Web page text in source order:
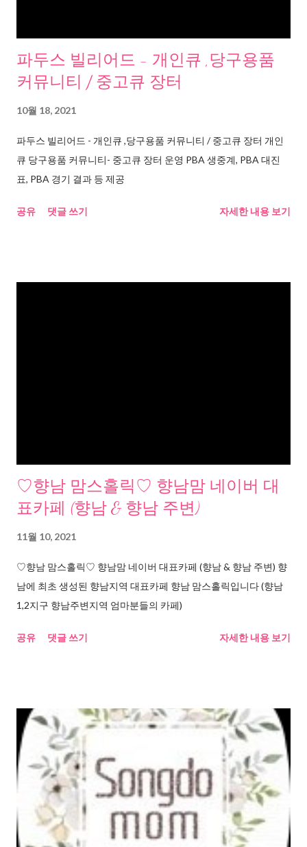
파두스 빌리어드 - 개인큐 ,당구용품
커뮤니티 / 중고큐 장터
10월 18, 2021
파두스 빌리어드 - 개인큐 ,당구용품 커뮤니티 / 중고큐 장터 개인
큐 당구용품 커뮤니티- 중고큐 장터 운영 PBA 생중계, PBA 대진
표, PBA 경기 결과 등 제공
공유 댓글 쓰기 자세한 내용 보기
♡향남 맘스홀릭♡ 향남맘 네이버 대
표카페 (향남 & 향남 주변)
11월 10, 2021
♡향남 맘스홀릭♡ 향남맘 네이버 대표카페 (향남 & 향남 주변) 향
남에 최초 생성된 향남지역 대표카페 향남 맘스홀릭입니다 (향남
1,2지구 향남주변지역 엄마분들의 카페)
공유 댓글 쓰기 자세한 내용 보기